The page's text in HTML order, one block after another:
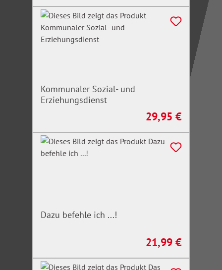
Kommunaler Sozial- und
Erziehungsdienst
Regulärer Preis:
29,95 €
Dazu befehle ich ...!
Regulärer Preis:
21,99 €